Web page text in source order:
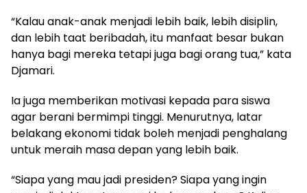
“Kalau anak-anak menjadi lebih baik, lebih disiplin,
dan lebih taat beribadah, itu manfaat besar bukan
hanya bagi mereka tetapi juga bagi orang tua,” kata
Djamari.
Ia juga memberikan motivasi kepada para siswa
agar berani bermimpi tinggi. Menurutnya, latar
belakang ekonomi tidak boleh menjadi penghalang
untuk meraih masa depan yang lebih baik.
“Siapa yang mau jadi presiden? Siapa yang ingin